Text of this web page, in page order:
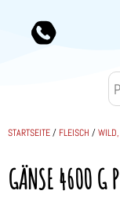
STARTSEITE/ FLEISCH /WILD,
GÄNSE 4600 G